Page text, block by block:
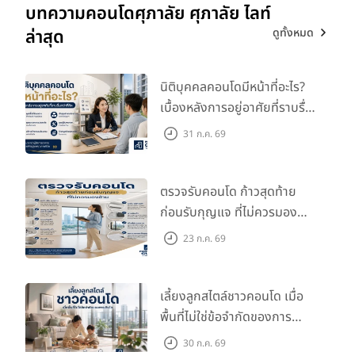
บทความคอนโดศุภาลัย ศุภาลัย ไลท์
ล่าสุด
ดูทั้งหมด
นิติบุคคลคอนโดมีหน้าที่อะไร?
เบื้องหลังการอยู่อาศัยที่ราบรื่น
กว่าที่คิด31 ก.ค. 69
ตรวจรับคอนโด ก้าวสุดท้าย
ก่อนรับกุญแจ ที่ไม่ควรมอง
ข้าม 23 ก.ค. 69
เลี้ยงลูกสไตล์ชาวคอนโด เมื่อ
พื้นที่ไม่ใช่ข้อจำกัดของการ
เติบโต30 ก.ค. 69